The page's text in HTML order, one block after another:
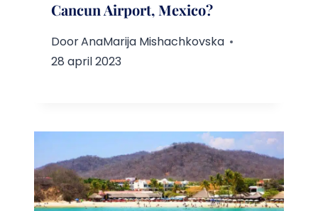
Cancun Airport, Mexico?
DoorAnaMarija Mishachkovska
28 april 2023